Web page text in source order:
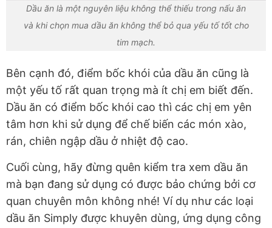
Dầu ăn là một nguyên liệu không thể thiếu trong nấu ăn
và khi chọn mua dầu ăn không thể bỏ qua yếu tố tốt cho
tim mạch.
Bên cạnh đó, điểm bốc khói của dầu ăn cũng là
một yếu tố rất quan trọng mà ít chị em biết đến.
Dầu ăn có điểm bốc khói cao thì các chị em yên
tâm hơn khi sử dụng để chế biến các món xào,
rán, chiên ngập dầu ở nhiệt độ cao.
Cuối cùng, hãy đừng quên kiểm tra xem dầu ăn
mà bạn đang sử dụng có được bảo chứng bởi cơ
quan chuyên môn không nhé! Ví dụ như các loại
dầu ăn Simply được khuyên dùng, ứng dụng công